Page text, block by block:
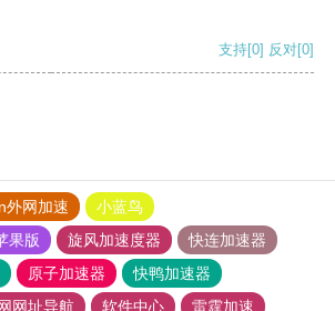
支持[0] 反对[0]
外网加速
小蓝鸟
果版
旋风加速度器
快连加速器
原子加速器
快鸭加速器
网址导航 软件中心 雷霆加速